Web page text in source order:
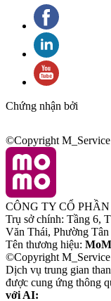
Chứng nhận bởi
©Copyright M_Service
CÔNG TY CỔ
Trụ sở chính: Tầng 6,
Văn Thái, Phường
Tên thương hiệu:
©Copyright M_Service
Dịch vụ trung gian
được cung ứng thông
với AI: